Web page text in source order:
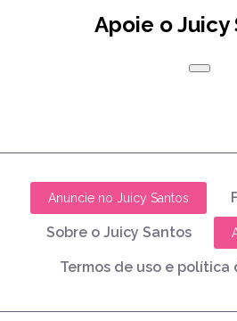
Apoie o Juicy
Anuncie no Juicy Santos
Sobre o Juicy Santos
Termos de uso e